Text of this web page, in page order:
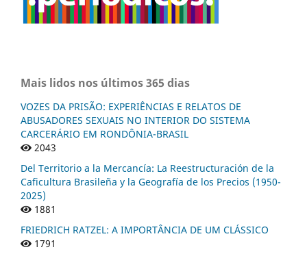
Mais lidos nos últimos 365 dias
VOZES DA PRISÃO: EXPERIÊNCIAS E RELATOS DE
ABUSADORES SEXUAIS NO INTERIOR DO SISTEMA
CARCERÁRIO EM RONDÔNIA-BRASIL
2043
Del Territorio a la Mercancía: La Reestructuración de la
Caficultura Brasileña y la Geografía de los Precios (1950-
2025)
1881
FRIEDRICH RATZEL: A IMPORTÂNCIA DE UM CLÁSSICO
1791